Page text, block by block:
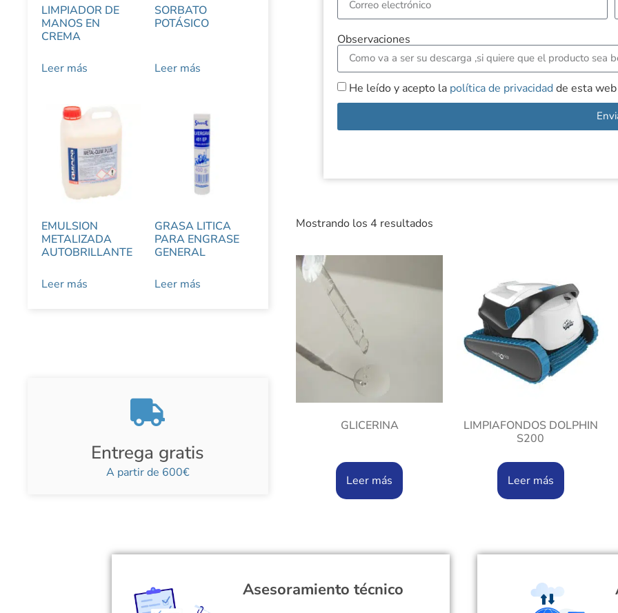
LIMPIADOR DE
MANOS EN
CREMA
Leer más
SORBATO
POTÁSICO
Leer más
EMULSION
METALIZADA
AUTOBRILLANTE
Leer más
GRASA LITICA
PARA ENGRASE
GENERAL
Leer más
Entrega gratis
A partir de 600€
Observaciones
He leído y acepto la política de privacidadde esta web
Mostrando los 4 resultados
GLICERINA
Leer más
LIMPIAFONDOS DOLPHIN
S200
Leer más
Asesoramiento técnico